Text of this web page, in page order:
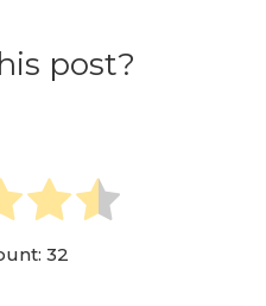
post?
32